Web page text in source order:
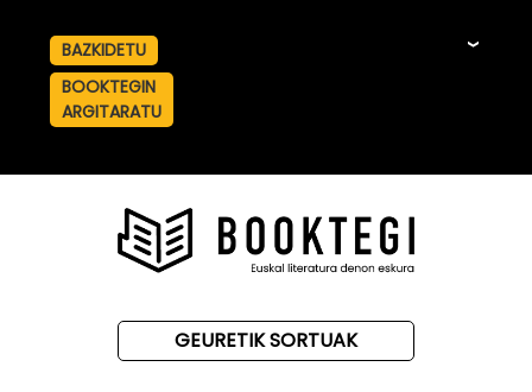
BAZKIDETU
BOOKTEGIN
ARGITARATU
GEURETIK SORTUAK